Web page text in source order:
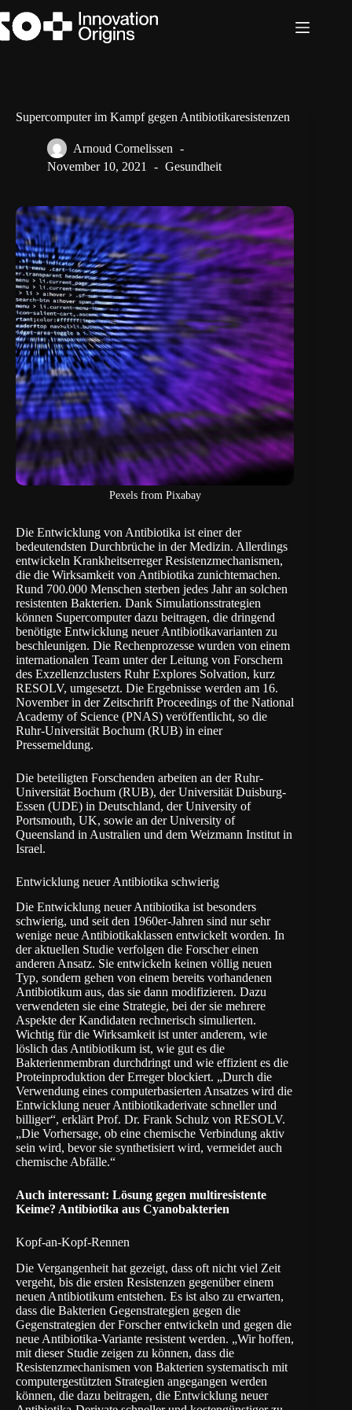
Inhalt
springen
Supercomputer im Kampf gegen Antibiotikaresistenzen
Arnoud Cornelissen
November 10, 2021
Gesundheit
Pexels from Pixabay
Die Entwicklung von Antibiotika ist einer der
bedeutendsten Durchbrüche in der Medizin. Allerdings
entwickeln Krankheitserreger Resistenzmechanismen,
die die Wirksamkeit von Antibiotika zunichtemachen.
Rund 700.000 Menschen sterben jedes Jahr an solchen
resistenten Bakterien. Dank Simulationsstrategien
können Supercomputer dazu beitragen, die dringend
benötigte Entwicklung neuer Antibiotikavarianten zu
beschleunigen. Die Rechenprozesse wurden von einem
internationalen Team unter der Leitung von Forschern
des Exzellenzclusters Ruhr Explores Solvation, kurz
RESOLV, umgesetzt. Die Ergebnisse werden am 16.
November in der Zeitschrift Proceedings of the National
Academy of Science (PNAS) veröffentlicht, so die
Ruhr-Universität Bochum (RUB) in einer
Pressemeldung.
Die beteiligten Forschenden arbeiten an der Ruhr-
Universität Bochum (RUB), der Universität Duisburg-
Essen (UDE) in Deutschland, der University of
Portsmouth, UK, sowie an der University of
Queensland in Australien und dem Weizmann Institut in
Israel.
Entwicklung neuer Antibiotika schwierig
Die Entwicklung neuer Antibiotika ist besonders
schwierig, und seit den 1960er-Jahren sind nur sehr
wenige neue Antibiotikaklassen entwickelt worden. In
der aktuellen Studie verfolgen die Forscher einen
anderen Ansatz. Sie entwickeln keinen völlig neuen
Typ, sondern gehen von einem bereits vorhandenen
Antibiotikum aus, das sie dann modifizieren. Dazu
verwendeten sie eine Strategie, bei der sie mehrere
Aspekte der Kandidaten rechnerisch simulierten.
Wichtig für die Wirksamkeit ist unter anderem, wie
löslich das Antibiotikum ist, wie gut es die
Bakterienmembran durchdringt und wie effizient es die
Proteinproduktion der Erreger blockiert. „Durch die
Verwendung eines computerbasierten Ansatzes wird die
Entwicklung neuer Antibiotikaderivate schneller und
billiger“, erklärt Prof. Dr. Frank Schulz von RESOLV.
„Die Vorhersage, ob eine chemische Verbindung aktiv
sein wird, bevor sie synthetisiert wird, vermeidet auch
chemische Abfälle.“
Auch interessant: Lösung gegen multiresistente
Keime? Antibiotika aus Cyanobakterien
Kopf-an-Kopf-Rennen
Die Vergangenheit hat gezeigt, dass oft nicht viel Zeit
vergeht, bis die ersten Resistenzen gegenüber einem
neuen Antibiotikum entstehen. Es ist also zu erwarten,
dass die Bakterien Gegenstrategien gegen die
Gegenstrategien der Forscher entwickeln und gegen die
neue Antibiotika-Variante resistent werden. „Wir hoffen,
mit dieser Studie zeigen zu können, dass die
Resistenzmechanismen von Bakterien systematisch mit
computergestützten Strategien angegangen werden
können, die dazu beitragen, die Entwicklung neuer